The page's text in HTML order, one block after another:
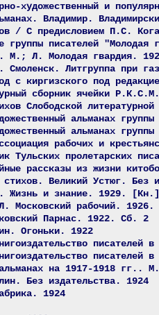
художественный и
Владимир.
/ С предисловием П.С.
группы писателей
М.; Л. Молодая гвардия.
Смоленск. Литгруппа при
с киргизского под
сборник ячейки
Слободской
альманах
альманах
рабочих и
Тульских пролетарских
рассказы из жизни
стихов. Великий Устюг. Без
Жизнь и знание. 1929.
Московский рабочий.
Парнас. 1922. Сб. 2
Огоньки. 1922
на 1917-1918 гг..
Без издательства. 1924
1924